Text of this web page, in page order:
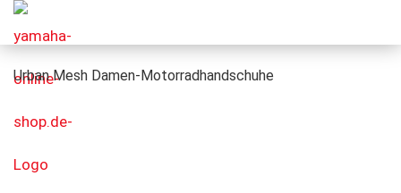
Urban Mesh Damen-Motorradhandschuhe